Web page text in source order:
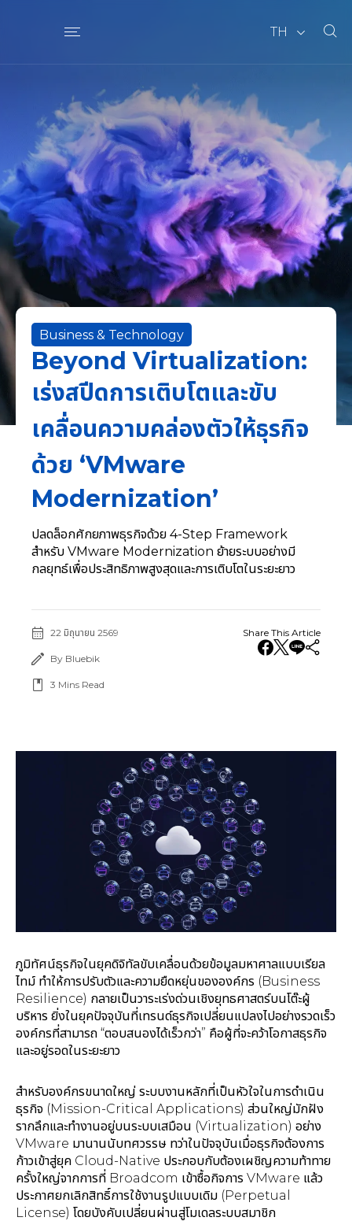
TH
Business & Technology
Beyond Virtualization:
เร่งสปีดการเติบโตและขับ
เคลื่อนความคล่องตัวให้ธุรกิจ
ด้วย ‘VMware
Modernization’
ปลดล็อกศักยภาพธุรกิจด้วย 4-Step Framework
สำหรับ VMware Modernization ย้ายระบบอย่างมี
กลยุทธ์เพื่อประสิทธิภาพสูงสุดและการเติบโตในระยะยาว
22 มิถุนายน 2569
By Bluebik
3 Mins Read
Share This Article
ภูมิทัศน์ธุรกิจในยุคดิจิทัลขับเคลื่อนด้วยข้อมูลมหาศาลแบบเรียล
ไทม์ ทำให้การปรับตัวและความยืดหยุ่นขององค์กร (Business
Resilience) กลายเป็นวาระเร่งด่วนเชิงยุทธศาสตร์บนโต๊ะผู้
บริหาร ยิ่งในยุคปัจจุบันที่เทรนด์ธุรกิจเปลี่ยนแปลงไปอย่างรวดเร็ว
องค์กรที่สามารถ “ตอบสนองได้เร็วกว่า” คือผู้ที่จะคว้าโอกาสธุรกิจ
และอยู่รอดในระยะยาว
สำหรับองค์กรขนาดใหญ่ ระบบงานหลักที่เป็นหัวใจในการดำเนิน
ธุรกิจ (Mission-Critical Applications) ส่วนใหญ่มักฝัง
รากลึกและทำงานอยู่บนระบบเสมือน (Virtualization) อย่าง
VMware มานานนับทศวรรษ ทว่าในปัจจุบันเมื่อธุรกิจต้องการ
ก้าวเข้าสู่ยุค Cloud-Native ประกอบกับต้องเผชิญความท้าทาย
ครั้งใหญ่จากการที่ Broadcom เข้าซื้อกิจการ VMware แล้ว
ประกาศยกเลิกสิทธิ์การใช้งานรูปแบบเดิม (Perpetual
License) โดยบังคับเปลี่ยนผ่านสู่โมเดลระบบสมาชิก